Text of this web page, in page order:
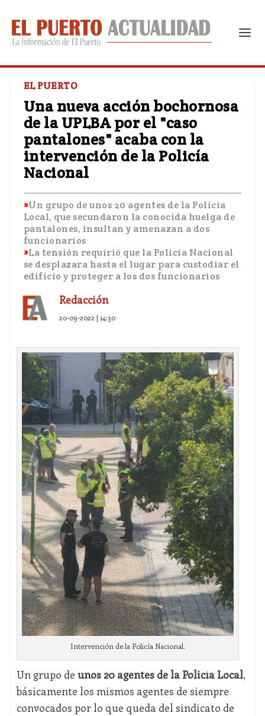
EL PUERTO
Una nueva acción bochornosa
de la UPLBA por el "caso
pantalones" acaba con la
intervención de la Policía
Nacional
Un grupo de unos 20 agentes de la Policía
Local, que secundaron la conocida huelga de
pantalones, insultan y amenazan a dos
funcionarios
La tensión requirió que la Policía Nacional
se desplazara hasta el lugar para custodiar el
edificio y proteger a los dos funcionarios
Redacción
20-09-2022 | 14:30
Intervención de la Policía Nacional.
Un grupo de unos 20 agentes de la Policía Local,
básicamente los mismos agentes de siempre
convocados por lo que queda del sindicato de